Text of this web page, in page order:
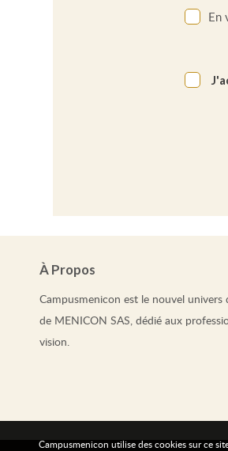
En
À Propos
Campusmenicon est le nouvel univers
de MENICON SAS, dédié aux
vision.
Campusmenicon utilise des cookies sur ce